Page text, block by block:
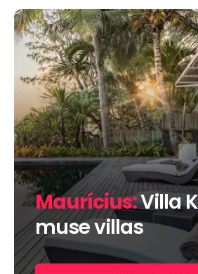
Maurícius:Villa
muse villas